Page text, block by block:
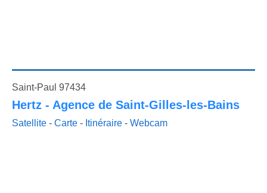
Saint-Paul 97434
Hertz - Agence de Saint-Gilles-les-Bains
Satellite - Carte - Itinéraire - Webcam